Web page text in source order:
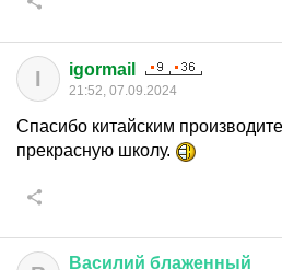
I igormail
21:52, 07.09.2024
Спасибо китайским
прекрасную школу.
Василий блаженный